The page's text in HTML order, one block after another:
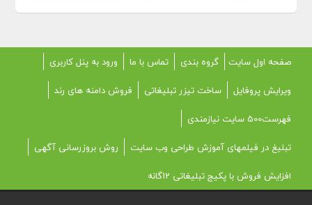
صفحه اول سایت گروه بندی تماس با ما
ورود به پنل کاربری
ویرایش پروفایل
ساخت تیزر تبلیغاتی
فروش دامنه های رند
فهرست500 سایت نیازمندی
تبلیغ در فیلمهای آموزش طراحی وب سایت
روش بروزرسانی آگهی
افزایش فروش با پکیج تبلیغاتی 12گانه